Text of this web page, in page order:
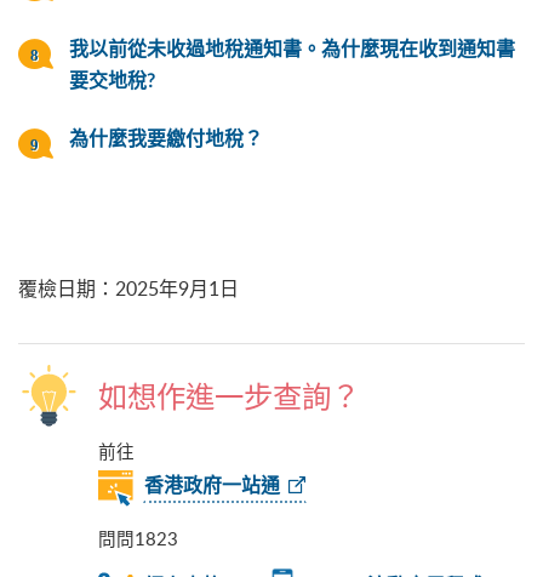
我以前從未收過地稅通知書。為什麼現在收到通知書
要交地稅?
為什麼我要繳付地稅？
覆檢日期 ： 2025年9月1日
如想作進一步查詢？
前往
香港政府一站通
問問1823